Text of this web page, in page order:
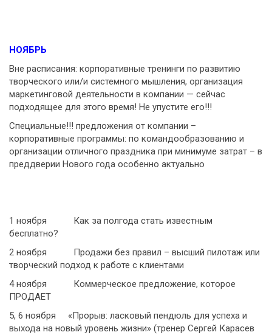
НОЯБРЬ
Вне расписания: корпоративные тренинги по развитию
творческого или/и системного мышления, организация
маркетинговой деятельности в компании — сейчас
подходящее для этого время! Не упустите его!!!
Специальные!!! предложения от компании –
корпоративные программы: по командообразованию и
организации отличного праздника при минимуме затрат – в
преддверии Нового года особенно актуально
1 ноября Как за полгода стать известным
бесплатно?
2 ноября Продажи без правил – высший пилотаж или
творческий подход к работе с клиентами
4 ноября Коммерческое предложение, которое
ПРОДАЕТ
5, 6 ноября «Прорыв: ласковый пендюль для успеха и
выхода на новый уровень жизни» (тренер Сергей Карасев